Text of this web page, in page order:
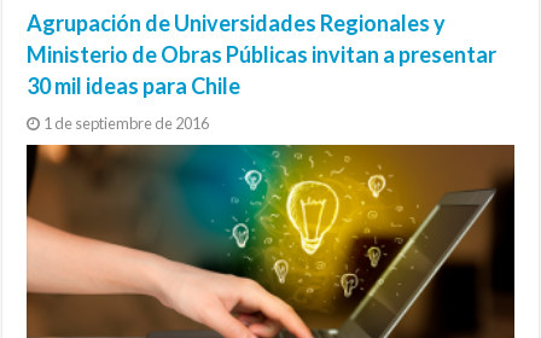
Agrupación de Universidades Regionales y
Ministerio de Obras Públicas invitan a presentar
30 mil ideas para Chile
1 de septiembre de 2016